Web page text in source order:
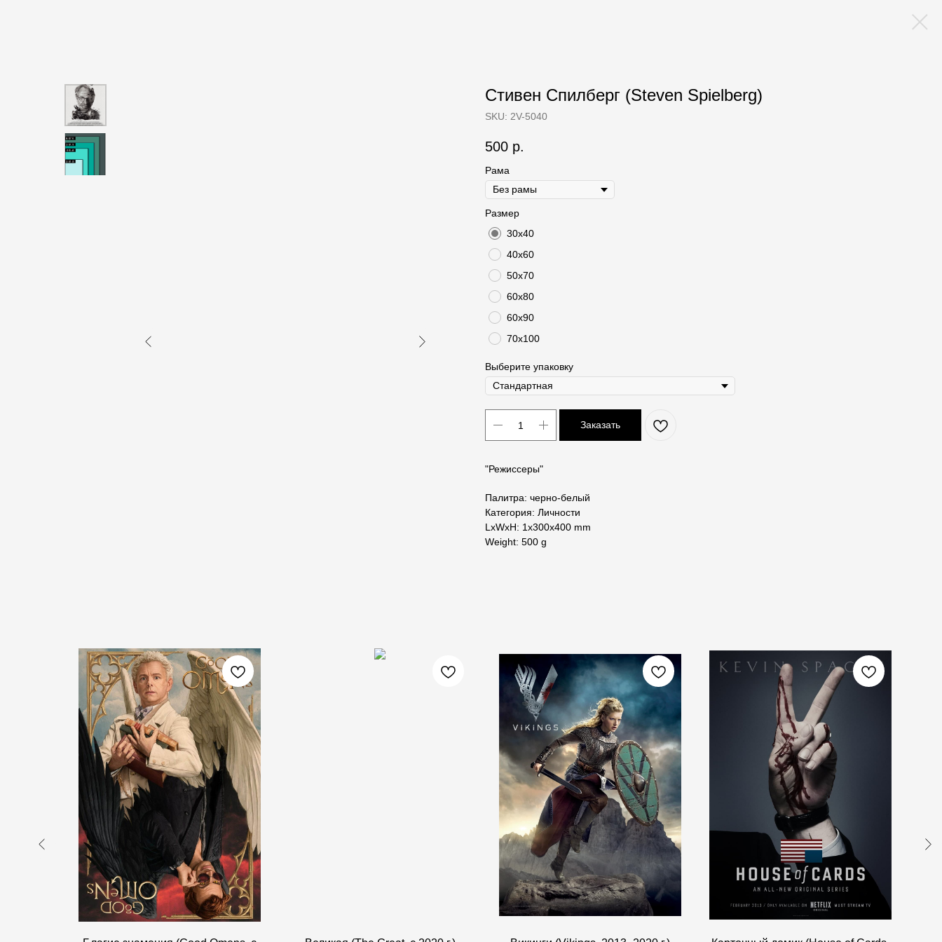
Стивен Спилберг (Steven Spielberg)
SKU: 2V-5040
500 р.
Рама
Размер
30х40
40х60
50х70
60х80
60х90
70х100
Выберите упаковку
Заказать
"Режиссеры"
Палитра: черно-белый
Категория: Личности
LxWxH: 1x300x400 mm
Weight: 500 g